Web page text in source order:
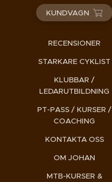
KUNDVAGN
RECENSIONER
STARKARE CYKLIST
KLUBBAR /
LEDARUTBILDNING
PT-PASS / KURSER /
COACHING
KONTAKTA OSS
OM JOHAN
MTB-KURSER &